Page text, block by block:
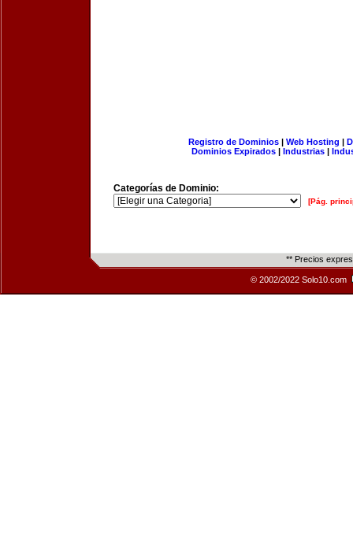
Registro de Dominios| Web Hosting |
Dominios Expirados | Industrias |
Categorías de Dominio:
[Pág.
** Precios
© 2002/2022 Solo10.com